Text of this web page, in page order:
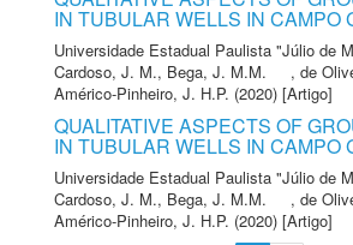
IN TUBULAR WELLS IN CAMPO
Universidade Estadual Paulista "Júlio de
Cardoso, J. M., Bega, J. M.M. , de
Américo-Pinheiro, J. H.P. (2020) [Artigo]
QUALITATIVE ASPECTS OF
IN TUBULAR WELLS IN CAMPO
Universidade Estadual Paulista "Júlio de
Cardoso, J. M., Bega, J. M.M. , de
Américo-Pinheiro, J. H.P. (2020) [Artigo]